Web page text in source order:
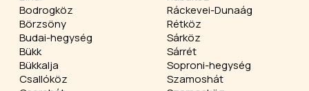
Bodrogköz
Börzsöny
Budai-hegység
Bükk
Bükkalja
Csallóköz
Ráckevei-Dunaág
Rétköz
Sárköz
Sárrét
Soproni-hegység
Szamoshát